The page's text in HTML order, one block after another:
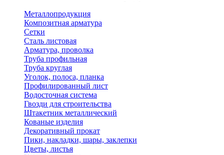
Металлопродукция
Композитная арматура
Сетки
Сталь листовая
Арматура, проволка
Труба профильная
Труба круглая
Уголок, полоса, планка
Профилированный лист
Водосточная система
Гвозди для строительства
Штакетник металлический
Кованые изделия
Декоративный прокат
Пики, накладки, шары, заклепки
Цветы, листья